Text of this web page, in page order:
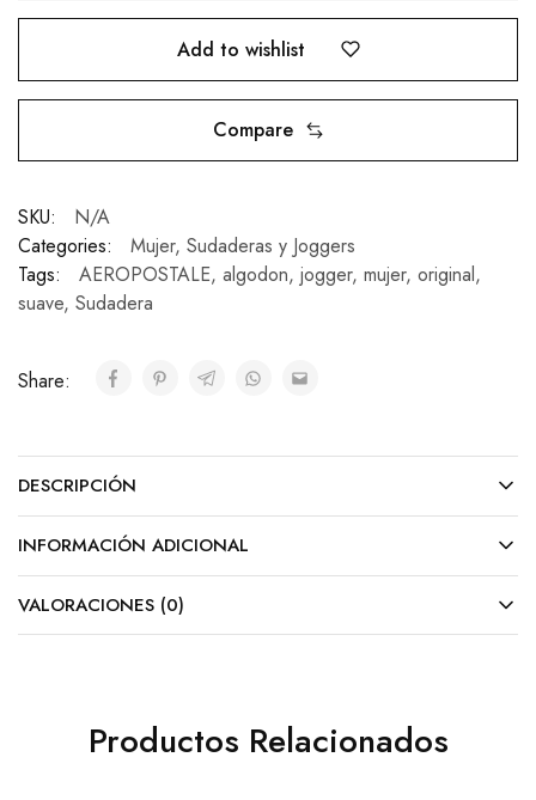
Add to wishlist
Compare
SKU:
N/A
Categories:
Mujer, Sudaderas y Joggers
Tags:
AEROPOSTALE, algodon, jogger, mujer, original,
suave, Sudadera
Share:
DESCRIPCIÓN
INFORMACIÓN ADICIONAL
VALORACIONES (0)
Productos Relacionados